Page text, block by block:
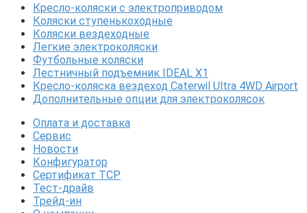
Кресло-коляски с электроприводом
Коляски ступенькоходные
Коляски вездеходные
Легкие электроколяски
Футбольные коляски
Лестничный подъемник IDEAL X1
Кресло-коляска вездеход Caterwil Ultra 4WD Airport
Дополнительные опции для электроколясок
Оплата и доставка
Сервис
Новости
Конфигуратор
Сертификат ТСР
Тест-драйв
Трейд-ин